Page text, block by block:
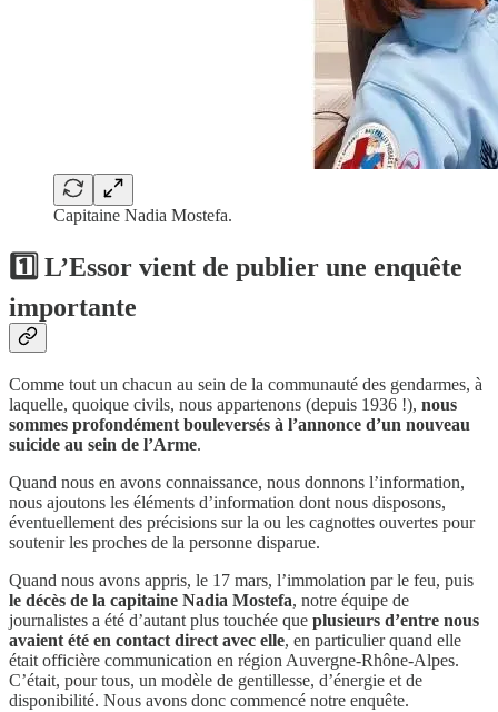
Capitaine Nadia Mostefa.
1️⃣ L’Essor vient de publier une enquête
importante
Comme tout un chacun au sein de la communauté des gendarmes, à
laquelle, quoique civils, nous appartenons (depuis 1936 !), nous
sommes profondément bouleversés à l’annonce d’un nouveau
suicide au sein de l’Arme.
Quand nous en avons connaissance, nous donnons l’information,
nous ajoutons les éléments d’information dont nous disposons,
éventuellement des précisions sur la ou les cagnottes ouvertes pour
soutenir les proches de la personne disparue.
Quand nous avons appris, le 17 mars, l’immolation par le feu, puis
le décès de la capitaine Nadia Mostefa, notre équipe de
journalistes a été d’autant plus touchée que plusieurs d’entre nous
avaient été en contact direct avec elle, en particulier quand elle
était officière communication en région Auvergne-Rhône-Alpes.
C’était, pour tous, un modèle de gentillesse, d’énergie et de
disponibilité. Nous avons donc commencé notre enquête.